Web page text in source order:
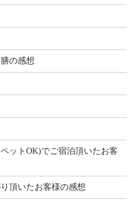
の感想
ットOK)でご宿泊頂いたお客
頂いたお客様の感想